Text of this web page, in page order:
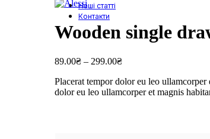
Наші статті
Контакти
Wooden single
89.00₴ – 299.00₴
Placerat tempor dolor eu leo
dolor eu leo ullamcorper et magnis